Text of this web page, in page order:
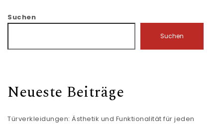
Suchen
Suchen
Neueste Beiträge
Türverkleidungen: Ästhetik und Funktionalität für jeden